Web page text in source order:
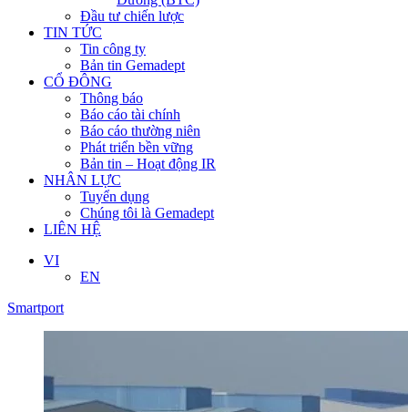
Đầu tư chiến lược
TIN TỨC
Tin công ty
Bản tin Gemadept
CỔ ĐÔNG
Thông báo
Báo cáo tài chính
Báo cáo thường niên
Phát triển bền vững
Bản tin – Hoạt động IR
NHÂN LỰC
Tuyển dụng
Chúng tôi là Gemadept
LIÊN HỆ
VI
EN
Smartport